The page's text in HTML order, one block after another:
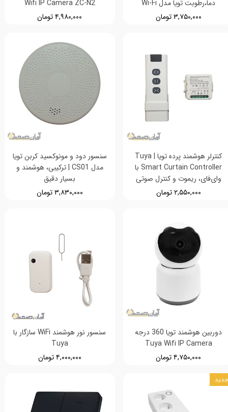
دما،رطوبت تویا مدل Wi-Fi
۳,۷۵۰,۰۰۰ تومان
Wifi IP Camera ZC-N2
۴,۹۸۰,۰۰۰ تومان
کنترلر هوشمند پرده تویا | Tuya
Smart Curtain Controller با
وای‌فای، ریموت و کنترل صوتی
۲,۵۵۰,۰۰۰ تومان
سنسور دود و مونوکسید کربن تویا
مدل CS01 | ترکیبی، هوشمند و
بسیار دقیق
۳,۸۳۰,۰۰۰ تومان
دوربین هوشمند تویا 360 درجه
Tuya Wifi IP Camera
۴,۷۵۰,۰۰۰ تومان
سنسور نور هوشمند WiFi سازگار با
Tuya
۴,۰۰۰,۰۰۰ تومان